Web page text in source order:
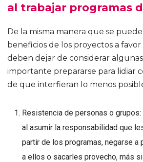
al trabajar programas
De la misma manera que se
beneficios de los proyectos a favor
deben dejar de considerar
importante prepararse para lidiar
de que interfieran lo menos
Resistencia de personas o
al asumir la responsabilidad que
partir de los programas, negarse a
a ellos o sacarles provecho, más